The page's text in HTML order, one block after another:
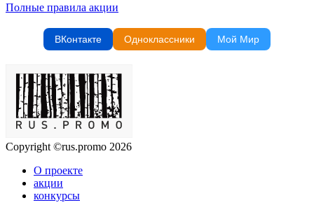
Полные правила акции
ВКонтакте Одноклассники Мой Мир
Copyright ©rus.promo 2026
О проекте
акции
конкурсы